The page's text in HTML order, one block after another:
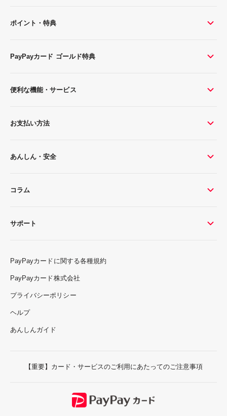
ポイント・特典
PayPayカード ゴールド特典
便利な機能・サービス
お支払い方法
あんしん・安全
コラム
サポート
PayPayカードに関する各種規約
PayPayカード株式会社
プライバシーポリシー
ヘルプ
あんしんガイド
【重要】カード・サービスのご利用にあたってのご注意事項